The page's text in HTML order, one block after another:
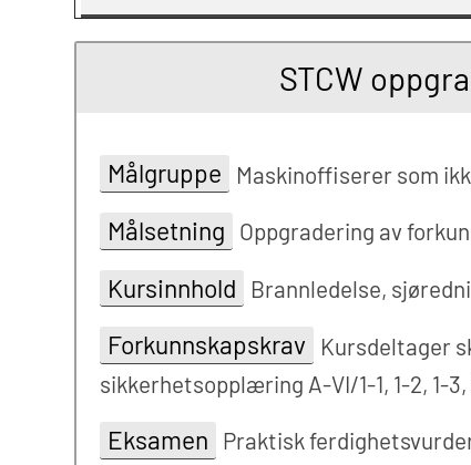
STCW
Målgruppe Maskinoffiserer som
Målsetning Oppgradering av
Kursinnhold Brannledelse,
Forkunnskapskrav
Kursdeltager
sikkerhetsopplæring A-VI/1-1, 1-2, 1-
Eksamen Praktisk